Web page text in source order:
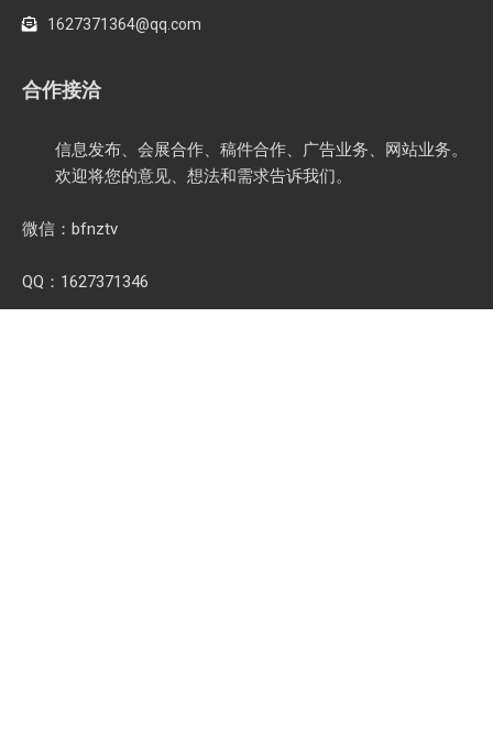
1627371364@qq.com
合作接洽
信息发布、会展合作、稿件合作、广告业务、网站业务。
欢迎将您的意见、想法和需求告诉我们。
微信：bfnztv
QQ：1627371346